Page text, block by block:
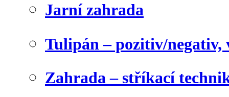
Jarní zahrada
Tulipán – pozitiv/negativ,
Zahrada – stříkací